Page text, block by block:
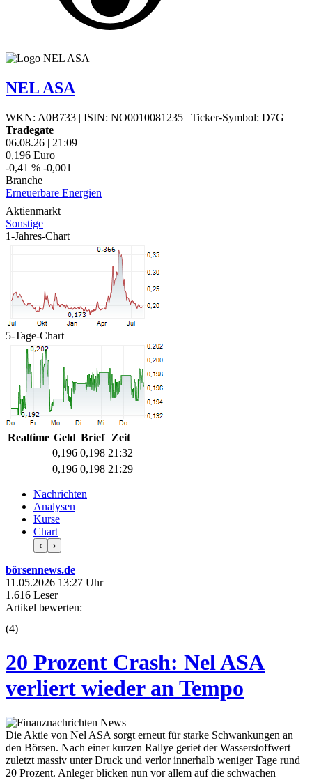
NEL ASA
WKN: A0B733 | ISIN: NO0010081235 | Ticker-Symbol: D7G
Tradegate
06.08.26 | 21:09
0,196 Euro
-0,41 % -0,001
Branche
Erneuerbare Energien
Aktienmarkt
Sonstige
1-Jahres-Chart
5-Tage-Chart
Realtime Geld Brief
Zeit
0,196 0,198 21:32
0,196 0,198 21:29
Nachrichten
Analysen
Kurse
Chart
‹ ›
börsennews.de
11.05.2026 13:27 Uhr
1.616 Leser
Artikel bewerten:
(4)
20 Prozent Crash: Nel ASA
verliert wieder an Tempo
Die Aktie von Nel ASA sorgt erneut für starke Schwankungen an
den Börsen. Nach einer kurzen Rallye geriet der Wasserstoffwert
zuletzt massiv unter Druck und verlor innerhalb weniger Tage rund
20 Prozent. Anleger blicken nun vor allem auf die schwachen